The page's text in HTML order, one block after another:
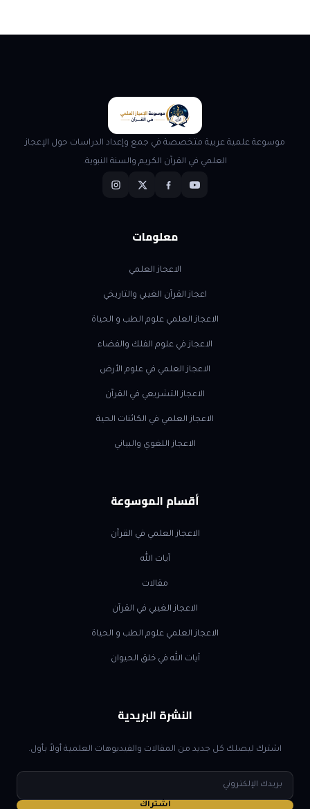
موسوعة علمية عربية متخصصة في جمع وإعداد الدراسات حول الإعجاز
العلمي في القرآن الكريم والسنة النبوية.
معلومات
الاعجاز العلمي
اعجاز القرآن الغيبي والتاريخي
الاعجاز العلمي علوم الطب و الحياة
الاعجاز في علوم الفلك والفضاء
الاعجاز العلمي في علوم الأرض
الاعجاز التشريعي في القرآن
الاعجاز العلمي في الكائنات الحية
الاعجاز اللغوي والبياني
أقسام الموسوعة
الاعجاز العلمي في القرآن
آيات الله
مقالات
الاعجاز الغيبي في القرآن
الاعجاز العلمي علوم الطب و الحياة
آيات الله في خلق الحيوان
النشرة البريدية
اشترك ليصلك كل جديد من المقالات والفيديوهات العلمية أولاً بأول.
البريد
الإلكتروني
اشتراك